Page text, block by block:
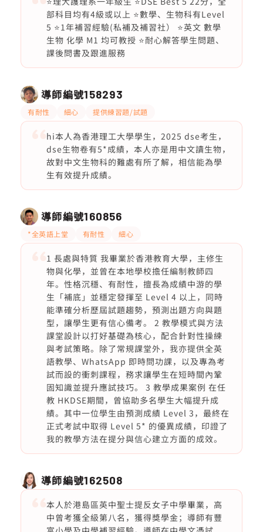
部科目均有4級或以上 ⭐️數學、生物科有Level
5 ⭐️1年補習經驗(私補及補習社） ⭐️英文 數學
生物 化學 M1 均可教授 ⭐️耐心解答學生問題、
課後問書及跟進服務
導師編號158293
有耐性 細心 提供練習題/試題
hi本人為香港理工大學學生，2025 dse考生，
dse生物卷有5*成績，本人亦是用中文讀生物，
故對中文生物科的難處有所了解，相信能為學
生有效提升成績。
導師編號160856
*全英語上堂 有耐性 細心
1 長處與特質 我畢業於香港教育大學，主修生
物與化學，並曾在本地學校擔任編制教師四
年。性格沉穩、有耐性，擅長為成績中游的學
生「補底」並穩定發揮至 Level 4 以上，同時
能準確分析歷屆試題趨勢，預測出題方向與題
型，讓學生更有信心備考。 2 教學模式與方法
課堂設計以打好基礎為核心，配合針對性操練
與考試策略。除了常規課堂外，我亦提供全英
語教學、WhatsApp 即時問功課，以及專為考
試而設的衝刺課程，務求讓學生在短時間內鞏
固知識並提升應試技巧。 3 教學成果案例 在任
教 HKDSE期間，曾協助多名學生大幅提升成
績。其中一位學生由預測成績 Level 3，最終在
正式考試中取得 Level 5* 的優異成績，印證了
我的教學方法在提分與信心建立方面的成效。
導師編號162508
本人於港島區英中聖士提反女子中學畢業，高
中曾考獲全級第八名，獲得獎學金；導師有豐